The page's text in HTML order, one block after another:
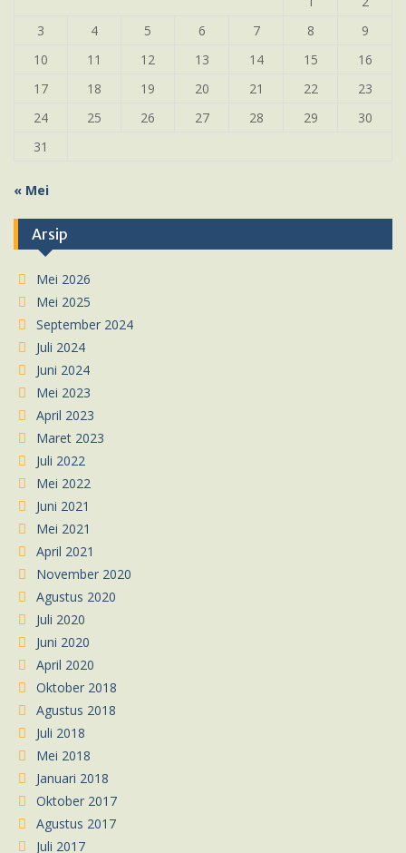
3
4 5 6 7 8
9
10
11 12 13 14 15
16
17
18 19 20 21 22
23
24
25 26 27 28 29
30
31
« Mei
Arsip
Mei 2026
Mei 2025
September 2024
Juli 2024
Juni 2024
Mei 2023
April 2023
Maret 2023
Juli 2022
Mei 2022
Juni 2021
Mei 2021
April 2021
November 2020
Agustus 2020
Juli 2020
Juni 2020
April 2020
Oktober 2018
Agustus 2018
Juli 2018
Mei 2018
Januari 2018
Oktober 2017
Agustus 2017
Juli 2017